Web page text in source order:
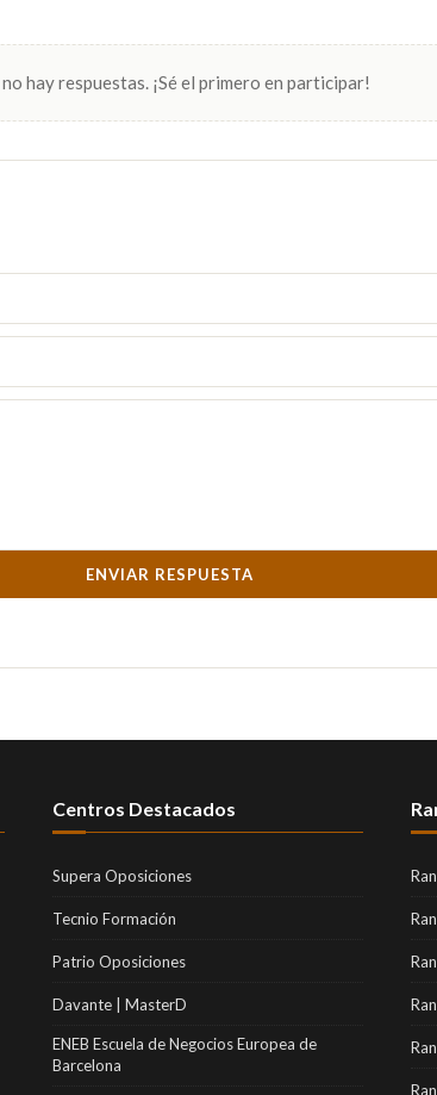
no hay respuestas. ¡Sé el primero en participar!
ENVIAR RESPUESTA
Centros Destacados
Supera Oposiciones
Tecnio Formación
Patrio Oposiciones
Davante | MasterD
ENEB Escuela de Negocios Europea de
Barcelona